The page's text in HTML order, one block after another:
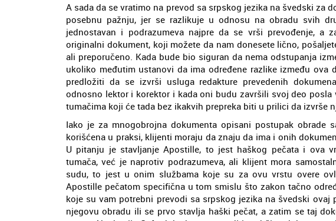
A sada da se vratimo na prevod sa srpskog jezika na švedski za
posebnu pažnju, jer se razlikuje u odnosu na obradu svih
jednostavan i podrazumeva najpre da se vrši prevođenje, a
originalni dokument, koji možete da nam donesete lično,
ali preporučeno. Kada bude bio siguran da nema odstupanja
ukoliko međutim ustanovi da ima određene razlike između ova
predložiti da se izvrši usluga redakture prevedenih
odnosno lektor i korektor i kada oni budu završili svoj deo
tumačima koji će tada bez ikakvih prepreka biti u prilici da izvrše
Iako je za mnogobrojna dokumenta opisani postupak
korišćena u praksi, klijenti moraju da znaju da ima i onih
U pitanju je stavljanje Apostille, to jest haškog pečata i ova
tumača, već je naprotiv podrazumeva, ali klijent mora
sudu, to jest u onim službama koje su za ovu vrstu overe
Apostille pečatom specifična u tom smislu što zakon tačno
koje su vam potrebni prevodi sa srpskog jezika na švedski ovaj
njegovu obradu ili se prvo stavlja haški pečat, a zatim se taj